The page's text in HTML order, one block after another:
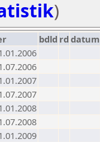
)
bdld rd datum